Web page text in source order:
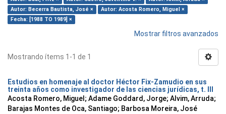
Autor: Becerra Bautista, José ×
Autor: Acosta Romero, Miguel ×
Fecha: [1988 TO 1989] ×
Mostrar filtros avanzados
Mostrando ítems 1-1 de 1
Estudios en homenaje al doctor Héctor Fix-Zamudio en sus
treinta años como investigador de las ciencias jurídicas, t. III
Acosta Romero, Miguel; Adame Goddard, Jorge; Alvim, Arruda;
Barajas Montes de Oca, Santiago; Barbosa Moreira, José